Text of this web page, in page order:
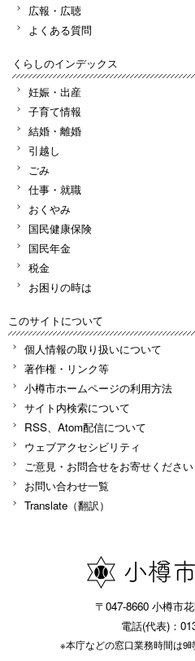
広報・広聴
よくある質問
くらしのインデックス
妊娠・出産
子育て情報
結婚・離婚
引越し
ごみ
仕事・就職
おくやみ
国民健康保険
国民年金
税金
お困りの時は
このサイトについて
個人情報の取り扱いについて
著作権・リンク等
小樽市ホームページの利用方法
サイト内検索について
RSS、Atom配信について
ウェブアクセシビリティ
ご意見・お問合せをお寄せください
お問い合わせ一覧
Translate（翻訳）
〒047-8660 小樽市
電話(代表)：
※本庁などの窓口業務時間は9